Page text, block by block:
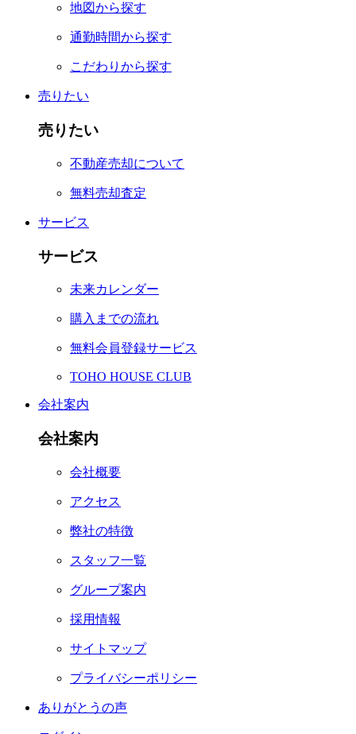
地図から探す
通勤時間から探す
こだわりから探す
売りたい
売りたい
不動産売却について
無料売却査定
サービス
サービス
未来カレンダー
購入までの流れ
無料会員登録サービス
TOHO HOUSE CLUB
会社案内
会社案内
会社概要
アクセス
弊社の特徴
スタッフ一覧
グループ案内
採用情報
サイトマップ
プライバシーポリシー
ありがとうの声